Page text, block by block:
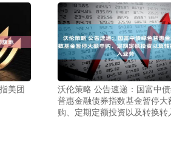
美团
沃伦策略 公告速递：国富中
普惠金融债券指数基金暂停大
购、定期定额投资以及转换转